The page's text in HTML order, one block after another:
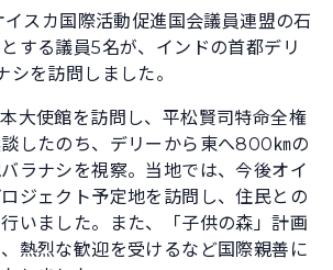
スカ国際活動促進国会議員連盟の石
する議員5名が、インドの首都デリ
を訪問しました。
大使館を訪問し、平松賢司特命全権
したのち、デリーから東へ800㎞の
ラナシを視察。当地では、今後オイ
ジェクト予定地を訪問し、住民との
いました。また、「子供の森」計画
熱烈な歓迎を受けるなど国際親善に